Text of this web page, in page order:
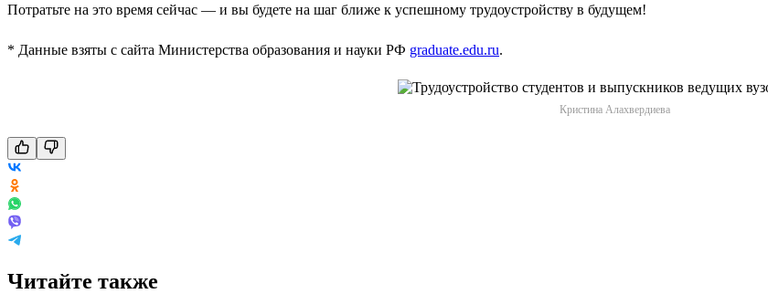
Потратьте на это время сейчас — и вы будете на шаг ближе к успешному трудоустройству в будущем!
* Данные взяты с сайта Министерства образования и науки РФ graduate.edu.ru.
Кристина Алахвердиева
Читайте также